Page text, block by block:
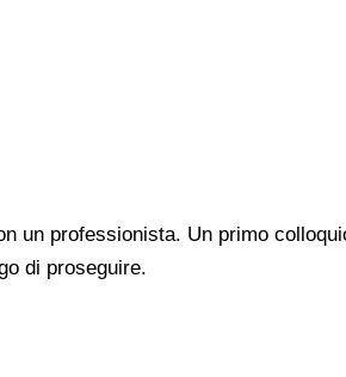
un professionista. Un primo
di proseguire.